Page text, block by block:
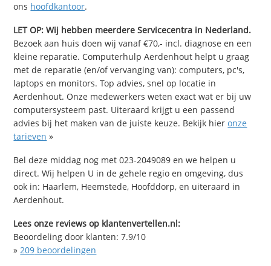
ons hoofdkantoor.
LET OP: Wij hebben meerdere Servicecentra in Nederland.
Bezoek aan huis doen wij vanaf €70,- incl. diagnose en een
kleine reparatie. Computerhulp Aerdenhout helpt u graag
met de reparatie (en/of vervanging van): computers, pc's,
laptops en monitors. Top advies, snel op locatie in
Aerdenhout. Onze medewerkers weten exact wat er bij uw
computersysteem past. Uiteraard krijgt u een passend
advies bij het maken van de juiste keuze. Bekijk hieronze
tarieven »
Bel deze middag nog met 023-2049089 en we helpen u
direct. Wij helpen U in de gehele regio en omgeving, dus
ook in: Haarlem, Heemstede, Hoofddorp, en uiteraard in
Aerdenhout.
Lees onze reviews op klantenvertellen.nl:
Beoordeling door klanten:7.9/10
» 209 beoordelingen